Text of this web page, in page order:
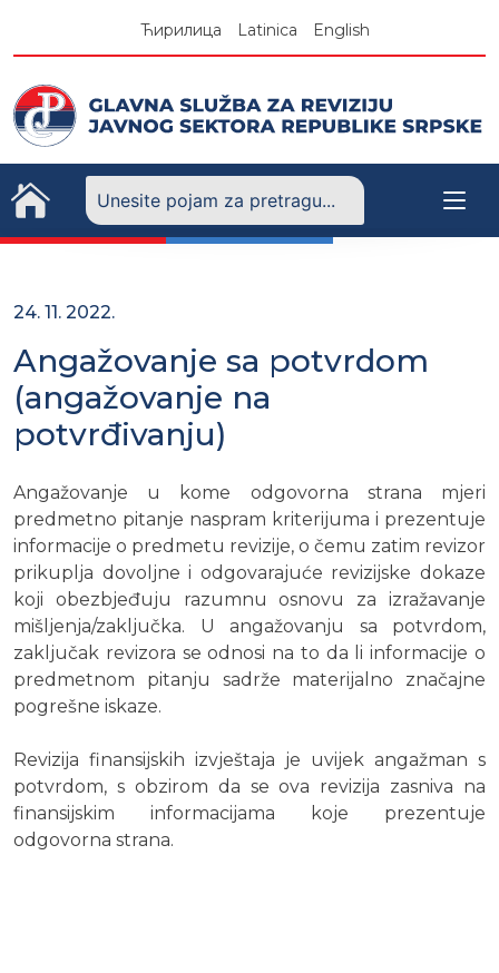
Ћирилица Latinica English
24. 11. 2022.
Angažovanje sa potvrdom
(angažovanje na
potvrđivanju)
Angažovanje u kome odgovorna strana mjeri
predmetno pitanje naspram kriterijuma i prezentuje
informacije o predmetu revizije, o čemu zatim revizor
prikuplja dovoljne i odgovarajuće revizijske dokaze
koji obezbjeđuju razumnu osnovu za izražavanje
mišljenja/zaključka. U angažovanju sa potvrdom,
zaključak revizora se odnosi na to da li informacije o
predmetnom pitanju sadrže materijalno značajne
pogrešne iskaze.
Revizija finansijskih izvještaja je uvijek angažman s
potvrdom, s obzirom da se ova revizija zasniva na
finansijskim informacijama koje prezentuje
odgovorna strana.